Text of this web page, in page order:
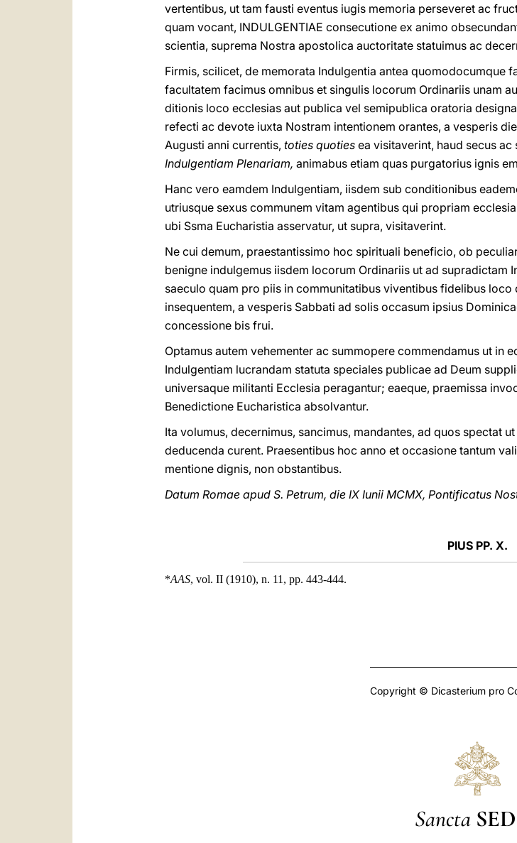
vertentibus, ut tam fausti eventus iugis memoria perseveret ac
quam vocant, INDULGENTIAE consecutione ex animo
scientia, suprema Nostra apostolica auctoritate statuimus ac
Firmis, scilicet, de memorata Indulgentia antea quomodocumque
facultatem facimus omnibus et singulis locorum Ordinariis unam
ditionis loco ecclesias aut publica vel semipublica oratoria
refecti ac devote iuxta Nostram intentionem orantes, a vesperis
Augusti anni currentis, toties quoties ea visitaverint, haud secus
Indulgentiam Plenariam, animabus etiam quas purgatorius ignis
Hanc vero eamdem Indulgentiam, iisdem sub conditionibus
utriusque sexus communem vitam agentibus qui propriam
ubi Ssma Eucharistia asservatur, ut supra, visitaverint.
Ne cui demum, praestantissimo hoc spirituali beneficio, ob
benigne indulgemus iisdem locorum Ordinariis ut ad supradictam
saeculo quam pro piis in communitatibus viventibus fidelibus
insequentem, a vesperis Sabbati ad solis occasum ipsius
concessione bis frui.
Optamus autem vehementer ac summopere commendamus ut in
Indulgentiam lucrandam statuta speciales publicae ad Deum
universaque militanti Ecclesia peragantur; eaeque, praemissa
Benedictione Eucharistica absolvantur.
Ita volumus, decernimus, sancimus, mandantes, ad quos spectat
deducenda curent. Praesentibus hoc anno et occasione tantum
mentione dignis, non obstantibus.
Datum Romae apud S. Petrum, die IX Iunii MCMX, Pontificatus
PIUS PP. X.
*AAS, vol. II (1910), n. 11, pp. 443-444.
Copyright © Dicasterium pro
Sancta